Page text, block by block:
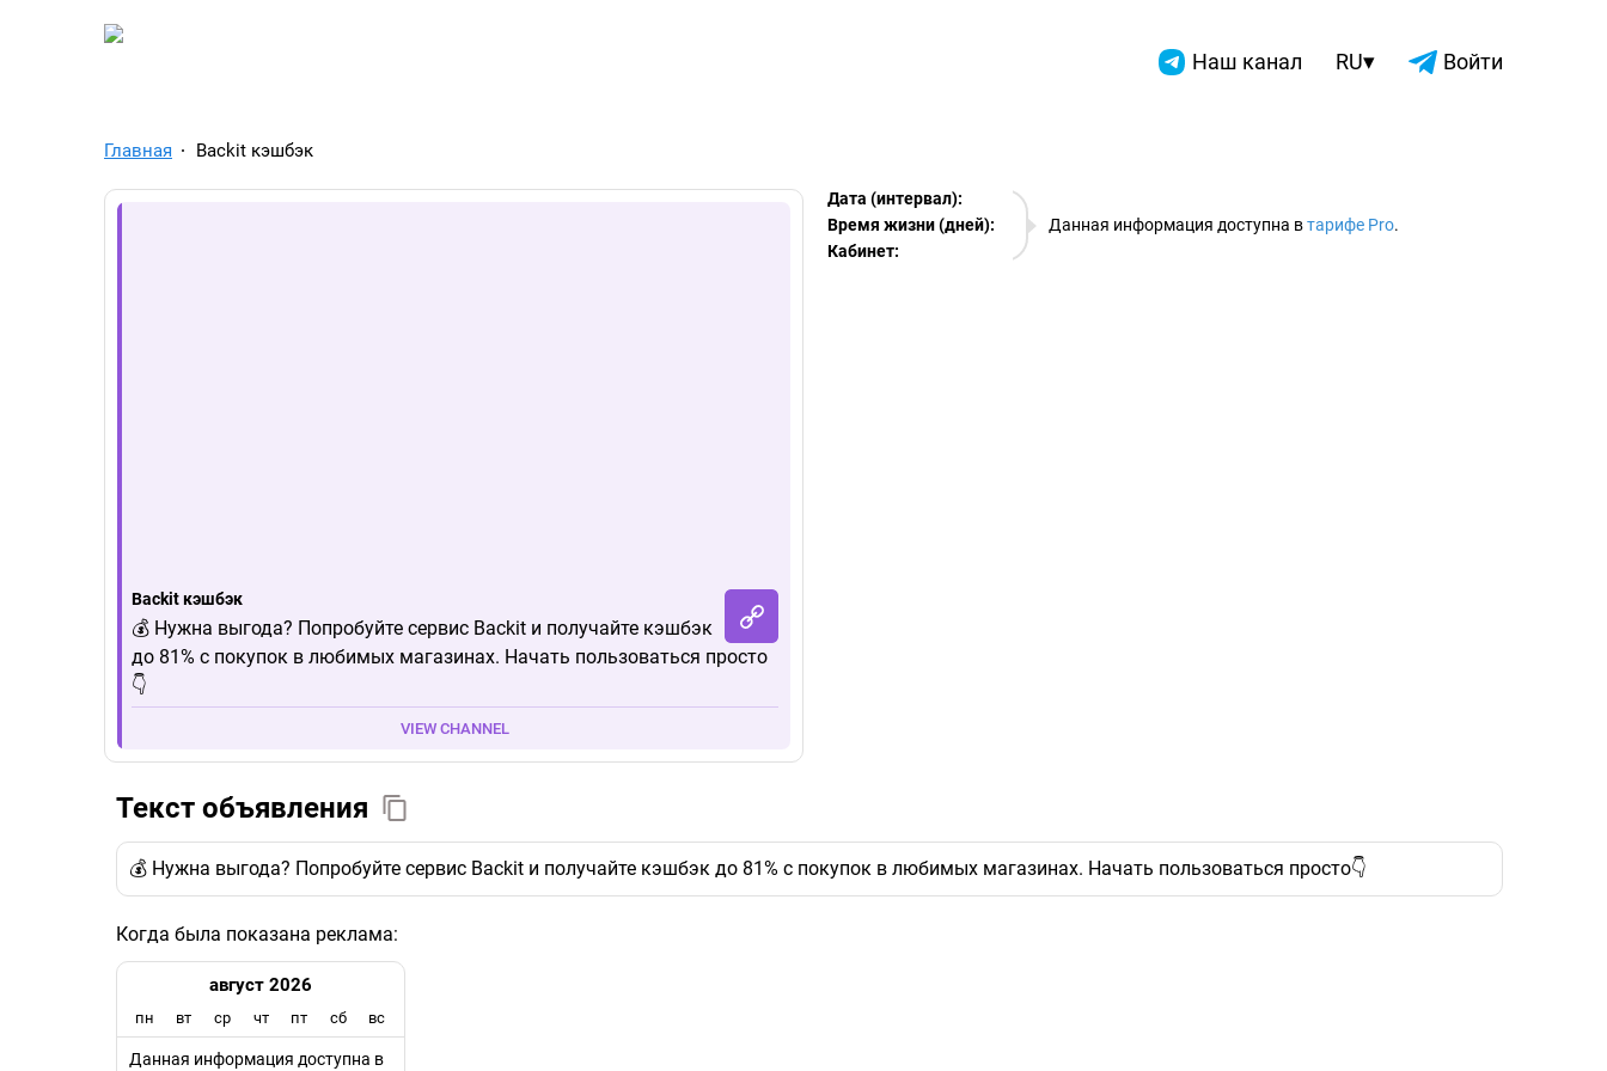
TelegramAds.com — Telegram Ads Spy Наш канал RU▾ Войти
Главная Backit кэшбэк
Backit кэшбэк
💰 Нужна выгода? Попробуйте сервис Backit и получайте кэшбэк
до 81% с покупок в любимых магазинах. Начать пользоваться просто
👇
VIEW CHANNEL
Данная информация доступна втарифе Pro.
Дата (интервал):
08.08.2026
Время жизни (дней):
Кабинет:
EURO
Текст объявления
💰 Нужна выгода? Попробуйте сервис Backit и получайте кэшбэк до 81% с покупок в любимых магазинах. Начать пользоваться просто👇
Когда была показана реклама:
август 2026
пн вт ср чт пт сб вс
Данная информация доступна в